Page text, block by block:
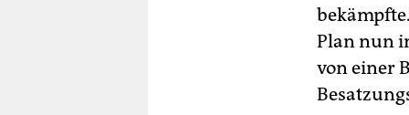
Plan nun
von einer